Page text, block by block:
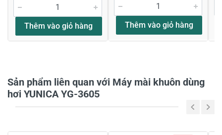
Đánh giá sao
Tiêu đề của nhận xét *
Thêm vào giỏ hàng Thêm vào giỏ hàng
Sản phẩm liên quan với Máy mài khuôn dùng
hơi YUNICA YG-3605